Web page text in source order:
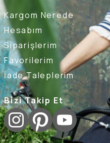
Kargom Nerede
Hesabım
Siparişlerim
Favorilerim
İade Taleplerim
Bizi Takip Et